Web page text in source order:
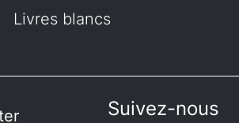
Livres blancs
Suivez-nous